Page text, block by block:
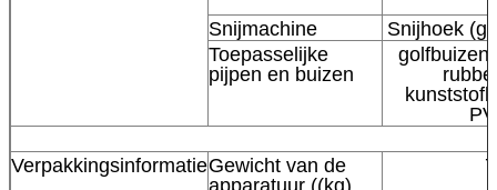
Snijmachine
Snijhoek
Toepasselijke
pijpen en buizen
golfbuizen
VerpakkingsinformatieGewicht van de